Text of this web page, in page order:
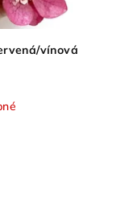
vínová